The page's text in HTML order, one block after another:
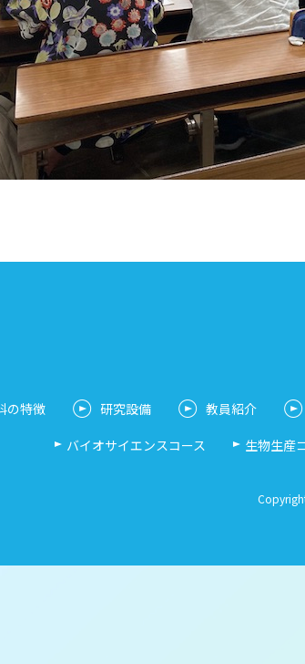
の特徴 研究設備 教員紹介
バイオサイエンスコース
生物生産